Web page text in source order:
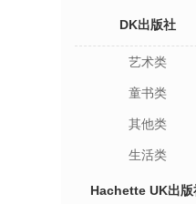
DK出版社
艺术类
童书类
其他类
生活类
Hachette UK出版